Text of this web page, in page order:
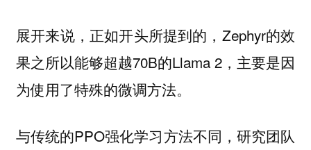
展开来说，正如开头所提到的，Zephyr的效
果之所以能够超越70B的Llama 2，主要是因
为使用了特殊的微调方法。
与传统的PPO强化学习方法不同，研究团队